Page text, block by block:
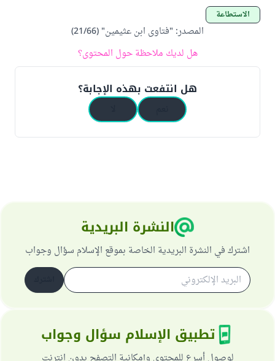
الاستطاعة
المصدر: "فتاوى ابن عثيمين" (21/66)
هل لديك ملاحظة حول المحتوى؟
هل انتفعت بهذه الإجابة؟
النشرة البريدية
اشترك في النشرة البريدية الخاصة بموقع الإسلام سؤال وجواب
تطبيق الإسلام سؤال وجواب